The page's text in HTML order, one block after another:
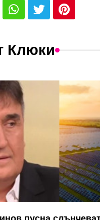
Клюки